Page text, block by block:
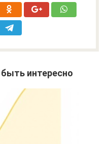
интересно